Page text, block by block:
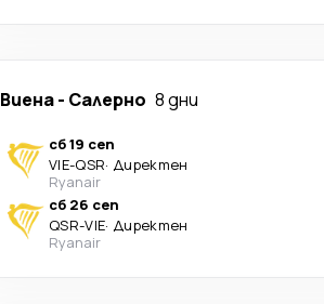
Виена- Салерно 8 дни
сб 19 сеп
VIE-QSR· Директен
Ryanair
сб 26 сеп
QSR-VIE· Директен
Ryanair